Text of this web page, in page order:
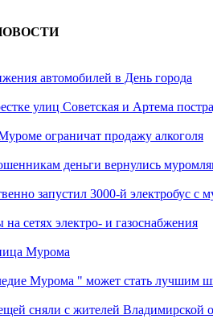
автомобилей в День города
улиц Советская и Артема
ограничат продажу алкоголя
деньги вернулись
запустил 3000-й электробус с
сетях электро- и газоснабжения
Мурома
Мурома " может стать лучшим
сняли с жителей Владимирской